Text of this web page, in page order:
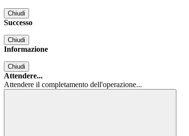
Chiudi
Successo
Chiudi
Informazione
Chiudi
Attendere...
Attendere il completamento dell'operazione...